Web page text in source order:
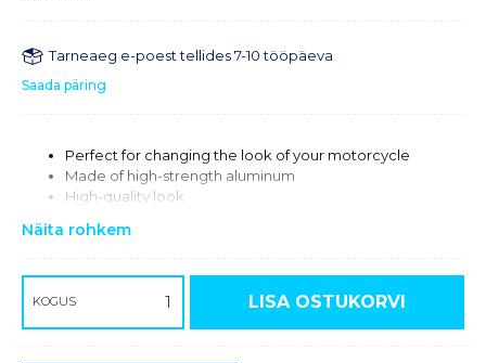
Tarneaeg e-poest tellides 7-10 tööpäeva
Saada päring
Perfect for changing the look of your motorcycle
Made of high-strength aluminum
High-quality look
Näita rohkem
KOGUS LISA OSTUKORVI